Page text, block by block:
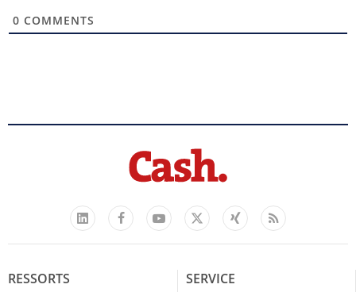
0 COMMENTS
LinkedIn
FacebookYouTube
X
Xing Feed
RESSORTS SERVICE